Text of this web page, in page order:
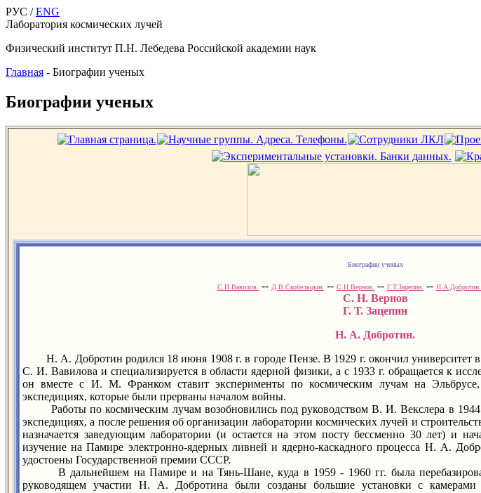
РУС /ENG
Лаборатория космических лучей
Физический институт П.Н. Лебедева Российской академии наук
Главная - Биографии ученых
Биографии ученых
Биографии ученых
С.И.Вавилов. -- Д.В.Скобельцын. -- С.Н.Вернов. -- Г.Т.Зацепин. -- Н.А.Добротин.
С. Н. Вернов
Г. Т. Зацепин
Н. А. Добротин.
Н. А. Добротин родился 18 июня 1908 г. в городе Пензе. В 1929 г. окончил университет в
С. И. Вавилова и специализируется в области ядерной физики, а с 1933 г. обращается к
он вместе с И. М. Франком ставит эксперименты по космическим лучам на Эльбрусе,
экспедициях, которые были прерваны началом войны.
Работы по космическим лучам возобновились под руководством В. И. Векслера в
экспедициях, а после решения об организации лаборатории космических лучей и
назначается заведующим лаборатории (и остается на этом посту бессменно 30 лет) и
изучение на Памире электронно-ядерных ливней и ядерно-каскадного процесса Н. А.
удостоены Государственной премии СССР.
В дальнейшем на Памире и на Тянь-Шане, куда в 1959 - 1960 гг. была
руководящем участии Н. А. Добротина были созданы большие установки с